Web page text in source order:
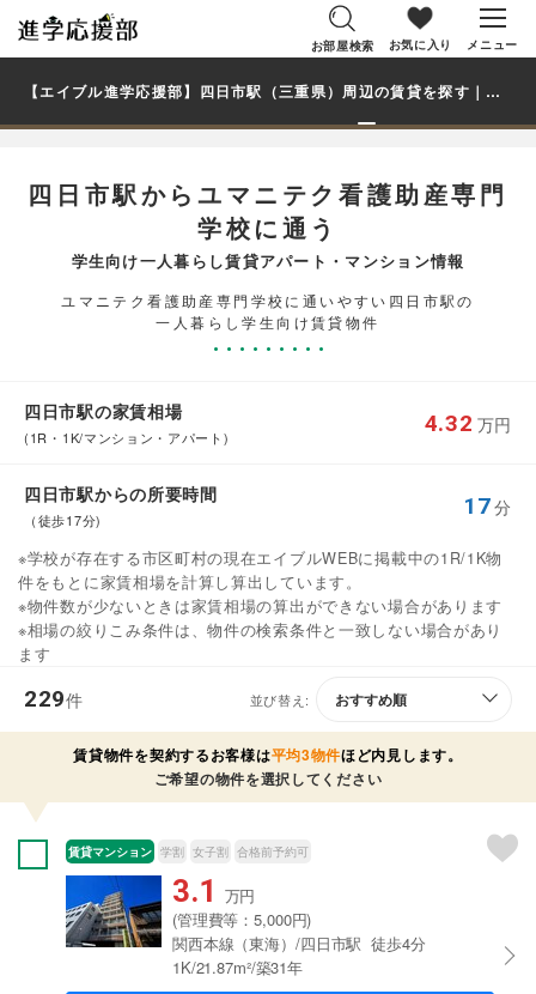
お部屋検索 お気に入り メニュー
【エイブル進学応援部】四日市駅（三重県）周辺の賃貸を探す｜ユマニテク看護助産専門学校学生・大学生の一人暮らし向け賃貸マンション・アパート
四日市駅からユマニテク看護助産専門
学校に通う
学生向け一人暮らし賃貸アパート・マンション情報
ユマニテク看護助産専門学校に通いやすい四日市駅の
一人暮らし学生向け賃貸物件
四日市駅の家賃相場
(1R・1K/マンション・アパート)
4.32 万円
四日市駅からの所要時間
（徒歩17分)
17分
※学校が存在する市区町村の現在エイブルWEBに掲載中の1R/1K物
件をもとに家賃相場を計算し算出しています。
※物件数が少ないときは家賃相場の算出ができない場合があります
※相場の絞りこみ条件は、物件の検索条件と一致しない場合があり
ます
229件 並び替え:
賃貸物件を契約するお客様は平均3物件ほど内見します。
ご希望の物件を選択してください
賃貸マンション 学割 女子割 合格前予約可
3.1 万円
(管理費等：5,000円)
関西本線（東海）/四日市駅 徒歩4分
1K/21.87m²/築31年